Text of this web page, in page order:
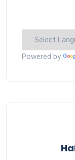
Powered by